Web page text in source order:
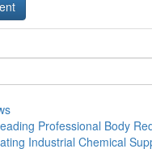
Professional Body
Industrial Chemical